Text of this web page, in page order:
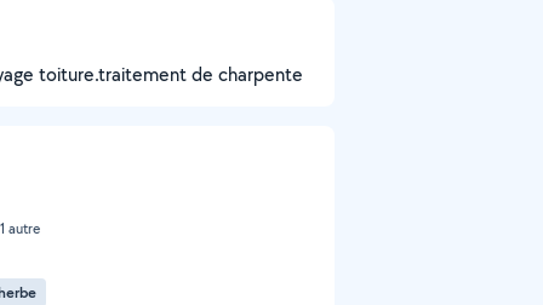
toiture.traitement de charpente
autre